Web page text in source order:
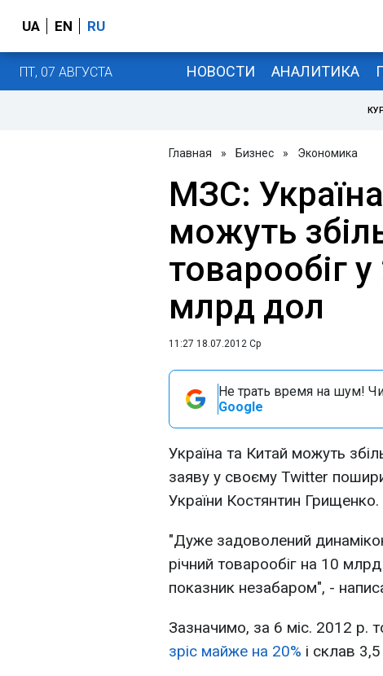
UA EN RU
ПТ, 07 АВГУСТА НОВОСТИ АНАЛИТИКА
Главная » Бизнес » Экономика
МЗС:
можуть
товарообіг
млрд дол
11:27 18.07.2012 Ср
Не трать время на шум!
Google
Україна та Китай можуть
заяву у своєму Twitter
України Костянтин Грищенко.
"Дуже задоволений
річний товарообіг на 10
показник незабаром", -
Зазначимо, за 6 міс. 2012 р.
зріс майже на 20% і склав